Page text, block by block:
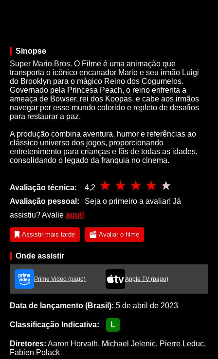
Sinopse
Super Mario Bros. O Filme é uma animação que
transporta o icônico encanador Mario e seu irmão Luigi
do Brooklyn para o mágico Reino dos Cogumelos.
Governado pela Princesa Peach, o reino enfrenta a
ameaça de Bowser, rei dos Koopas, e cabe aos irmãos
navegar por esse mundo colorido e repleto de desafios
para restaurar a paz.
A produção combina aventura, humor e referências ao
clássico universo dos jogos, proporcionando
entretenimento para crianças e fãs de todas as idades,
consolidando o legado da franquia no cinema.
Avaliação técnica:
4,2
Avaliação pessoal:
Seja o primeiro a avaliar! Já
assistiu? Avalie aqui!
Assistir mais tarde Avaliar o filme
Onde assistir
Prime Video (pago) Apple TV (pago)
Data de lançamento (Brasil): 5 de abril de 2023
Classificação Indicativa: L
Diretores: Aaron Horvath, Michael Jelenic, Pierre Leduc,
Fabien Polack